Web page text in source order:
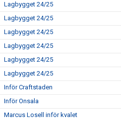
Lagbygget 24/25
Lagbygget 24/25
Lagbygget 24/25
Lagbygget 24/25
Lagbygget 24/25
Lagbygget 24/25
Inför Craftstaden
Inför Onsala
Marcus Losell inför kvalet